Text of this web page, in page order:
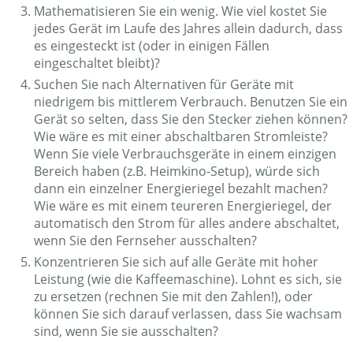
Mathematisieren Sie ein wenig. Wie viel kostet Sie
jedes Gerät im Laufe des Jahres allein dadurch, dass
es eingesteckt ist (oder in einigen Fällen
eingeschaltet bleibt)?
Suchen Sie nach Alternativen für Geräte mit
niedrigem bis mittlerem Verbrauch. Benutzen Sie ein
Gerät so selten, dass Sie den Stecker ziehen können?
Wie wäre es mit einer abschaltbaren Stromleiste?
Wenn Sie viele Verbrauchsgeräte in einem einzigen
Bereich haben (z.B. Heimkino-Setup), würde sich
dann ein einzelner Energieriegel bezahlt machen?
Wie wäre es mit einem teureren Energieriegel, der
automatisch den Strom für alles andere abschaltet,
wenn Sie den Fernseher ausschalten?
Konzentrieren Sie sich auf alle Geräte mit hoher
Leistung (wie die Kaffeemaschine). Lohnt es sich, sie
zu ersetzen (rechnen Sie mit den Zahlen!), oder
können Sie sich darauf verlassen, dass Sie wachsam
sind, wenn Sie sie ausschalten?